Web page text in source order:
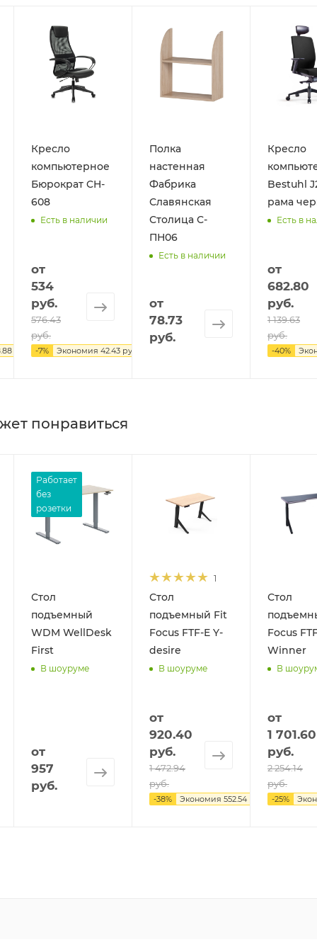
руб.
Кресло
компьютерное
Бюрократ CH-
608
Есть в наличии
от
534
руб.
576.43
руб.
-7% Экономия 42.43 руб.
Полка
настенная
Фабрика
Славянская
Столица С-
ПН06
Есть в наличии
от
78.73
руб.
Кресло
Bestuhl
рама
Есть в
от
682.80
руб.
1 139.63
руб.
-40%
понравиться
Работает
без
розетки
Стол
подъемный
WDM WellDesk
First
В шоуруме
от
957
руб.
1
Стол
подъемный Fit
Focus FTF-E Y-
desire
В шоуруме
от
920.40
руб.
1 472.94
руб.
-38% Экономия 552.54 руб.
Стол
Focus
Winner
В
от
1 701.60
руб.
2 254.14
руб.
-25%